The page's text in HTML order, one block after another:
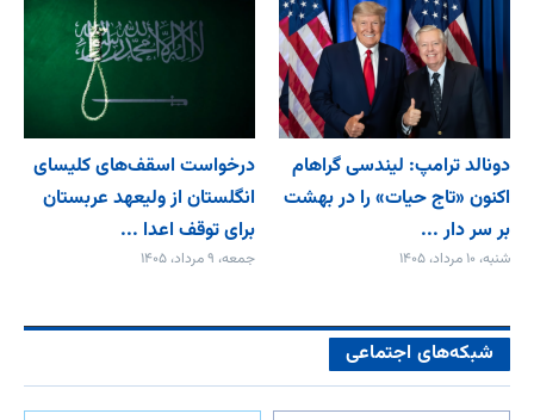
دونالد ترامپ: لیندسی گراهام
اکنون «تاج حیات» را در بهشت
بر سر دار ...
شنبه، ۱۰ مرداد، ۱۴۰۵
درخواست اسقف‌های کلیسای
انگلستان از ولیعهد عربستان
برای توقف اعدا ...
جمعه، ۹ مرداد، ۱۴۰۵
شبکه‌های اجتماعی